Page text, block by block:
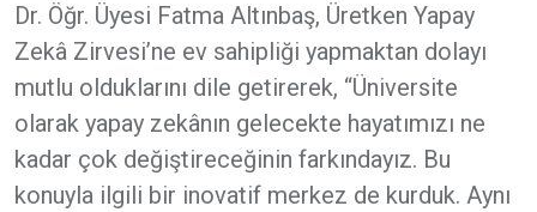
Dr. Öğr. Üyesi Fatma Altınbaş, Üretken Yapay
Zekâ Zirvesi’ne ev sahipliği yapmaktan dolayı
mutlu olduklarını dile getirerek, “Üniversite
olarak yapay zekânın gelecekte hayatımızı ne
kadar çok değiştireceğinin farkındayız. Bu
konuyla ilgili bir inovatif merkez de kurduk. Aynı